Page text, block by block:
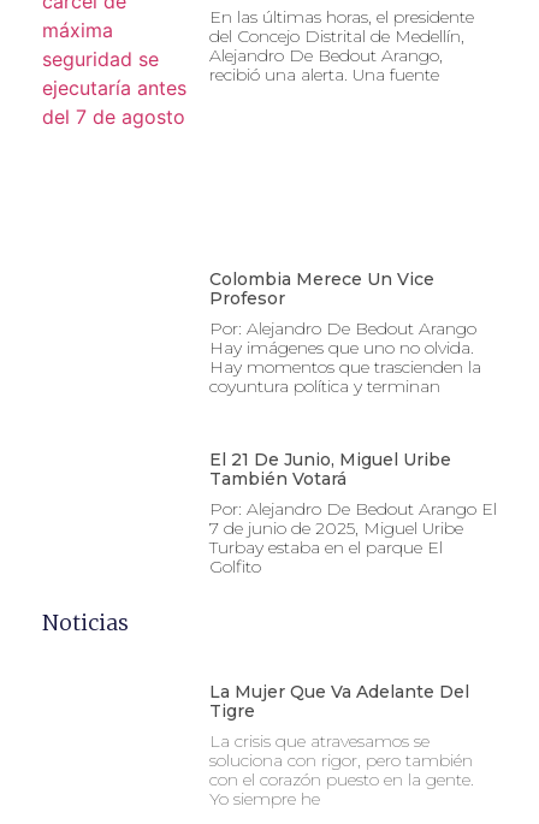
En las últimas horas, el presidente
del Concejo Distrital de Medellín,
Alejandro De Bedout Arango,
recibió una alerta. Una fuente
Colombia Merece Un Vice
Profesor
Por: Alejandro De Bedout Arango
Hay imágenes que uno no olvida.
Hay momentos que trascienden la
coyuntura política y terminan
El 21 De Junio, Miguel Uribe
También Votará
Por: Alejandro De Bedout Arango El
7 de junio de 2025, Miguel Uribe
Turbay estaba en el parque El
Golfito
Noticias
La Mujer Que Va Adelante Del
Tigre
La crisis que atravesamos se
soluciona con rigor, pero también
con el corazón puesto en la gente.
Yo siempre he